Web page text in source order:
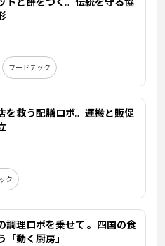
フードテック
を救う配膳ロボ。運搬と販促
ク
調理ロボを乗せて 。四国の食
「動く厨房」